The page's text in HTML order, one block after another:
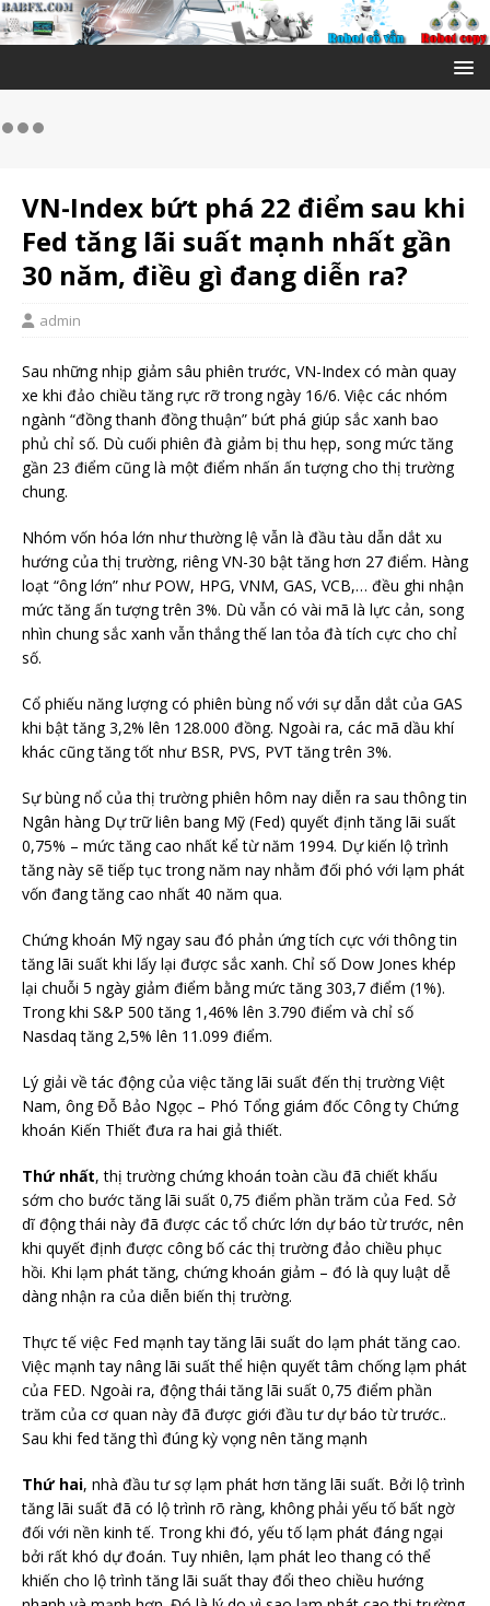
VN-Index bứt phá 22 điểm sau khi
Fed tăng lãi suất mạnh nhất gần
30 năm, điều gì đang diễn ra?
admin
Sau những nhịp giảm sâu phiên trước, VN-Index có màn quay
xe khi đảo chiều tăng rực rỡ trong ngày 16/6. Việc các nhóm
ngành “đồng thanh đồng thuận” bứt phá giúp sắc xanh bao
phủ chỉ số. Dù cuối phiên đà giảm bị thu hẹp, song mức tăng
gần 23 điểm cũng là một điểm nhấn ấn tượng cho thị trường
chung.
Nhóm vốn hóa lớn như thường lệ vẫn là đầu tàu dẫn dắt xu
hướng của thị trường, riêng VN-30 bật tăng hơn 27 điểm. Hàng
loạt “ông lớn” như POW, HPG, VNM, GAS, VCB,… đều ghi nhận
mức tăng ấn tượng trên 3%. Dù vẫn có vài mã là lực cản, song
nhìn chung sắc xanh vẫn thắng thế lan tỏa đà tích cực cho chỉ
số.
Cổ phiếu năng lượng có phiên bùng nổ với sự dẫn dắt của GAS
khi bật tăng 3,2% lên 128.000 đồng. Ngoài ra, các mã dầu khí
khác cũng tăng tốt như BSR, PVS, PVT tăng trên 3%.
Sự bùng nổ của thị trường phiên hôm nay diễn ra sau thông tin
Ngân hàng Dự trữ liên bang Mỹ (Fed) quyết định tăng lãi suất
0,75% – mức tăng cao nhất kể từ năm 1994. Dự kiến lộ trình
tăng này sẽ tiếp tục trong năm nay nhằm đối phó với lạm phát
vốn đang tăng cao nhất 40 năm qua.
Chứng khoán Mỹ ngay sau đó phản ứng tích cực với thông tin
tăng lãi suất khi lấy lại được sắc xanh. Chỉ số Dow Jones khép
lại chuỗi 5 ngày giảm điểm bằng mức tăng 303,7 điểm (1%).
Trong khi S&P 500 tăng 1,46% lên 3.790 điểm và chỉ số
Nasdaq tăng 2,5% lên 11.099 điểm.
Lý giải về tác động của việc tăng lãi suất đến thị trường Việt
Nam, ông Đỗ Bảo Ngọc – Phó Tổng giám đốc Công ty Chứng
khoán Kiến Thiết đưa ra hai giả thiết.
Thứ nhất, thị trường chứng khoán toàn cầu đã chiết khấu
sớm cho bước tăng lãi suất 0,75 điểm phần trăm của Fed. Sở
dĩ động thái này đã được các tổ chức lớn dự báo từ trước, nên
khi quyết định được công bố các thị trường đảo chiều phục
hồi. Khi lạm phát tăng, chứng khoán giảm – đó là quy luật dễ
dàng nhận ra của diễn biến thị trường.
Thực tế việc Fed mạnh tay tăng lãi suất do lạm phát tăng cao.
Việc mạnh tay nâng lãi suất thể hiện quyết tâm chống lạm phát
của FED. Ngoài ra, động thái tăng lãi suất 0,75 điểm phần
trăm của cơ quan này đã được giới đầu tư dự báo từ trước..
Sau khi fed tăng thì đúng kỳ vọng nên tăng mạnh
Thứ hai, nhà đầu tư sợ lạm phát hơn tăng lãi suất. Bởi lộ trình
tăng lãi suất đã có lộ trình rõ ràng, không phải yếu tố bất ngờ
đối với nền kinh tế. Trong khi đó, yếu tố lạm phát đáng ngại
bởi rất khó dự đoán. Tuy nhiên, lạm phát leo thang có thể
khiến cho lộ trình tăng lãi suất thay đổi theo chiều hướng